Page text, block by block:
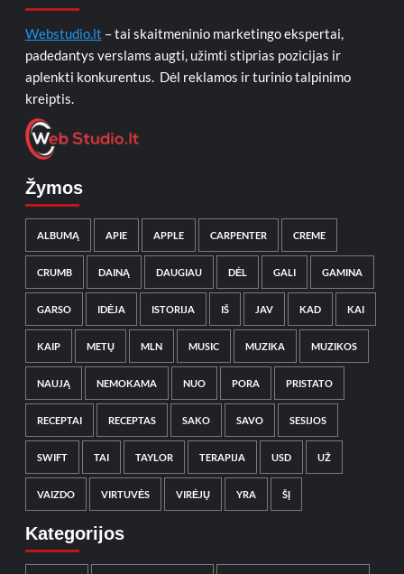
Webstudio.lt – tai skaitmeninio marketingo ekspertai,
padedantys verslams augti, užimti stiprias pozicijas ir
aplenkti konkurentus. Dėl reklamos ir turinio talpinimo
kreiptis.
Žymos
ALBUMĄ APIE APPLE CARPENTER CREME
CRUMB DAINĄ DAUGIAU DĖL GALI GAMINA
GARSO IDĖJA ISTORIJA IŠ JAV KAD KAI
KAIP METŲ MLN MUSIC MUZIKA MUZIKOS
NAUJĄ NEMOKAMA NUO PORA PRISTATO
RECEPTAI RECEPTAS SAKO SAVO SESIJOS
SWIFT TAI TAYLOR TERAPIJA USD UŽ
VAIZDO VIRTUVĖS VIRĖJŲ YRA ŠĮ
Kategorijos